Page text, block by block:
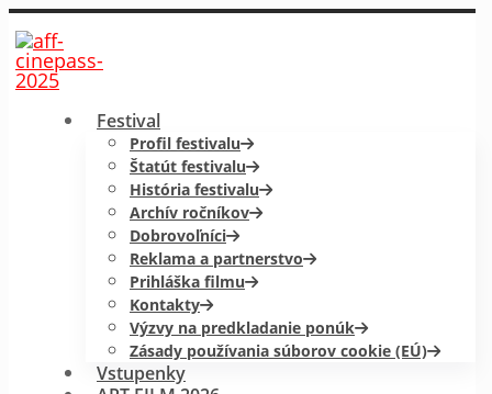
Festival
Profil festivalu
Štatút festivalu
História festivalu
Archív ročníkov
Dobrovoľníci
Reklama a partnerstvo
Prihláška filmu
Kontakty
Výzvy na predkladanie ponúk
Zásady používania súborov cookie (EÚ)
Vstupenky